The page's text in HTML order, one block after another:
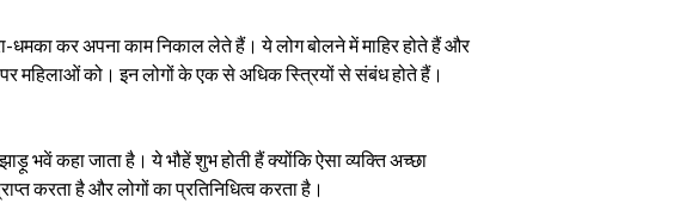
धमका कर अपना काम निकाल लेते हैं। ये लोग बोलने में माहिर होते हैं और
महिलाओं को। इन लोगों के एक से अधिक स्त्रियों से संबंध होते हैं।
भवें कहा जाता है। ये भौहें शुभ होती हैं क्योंकि ऐसा व्यक्ति अच्छा
करता है और लोगों का प्रतिनिधित्व करता है।